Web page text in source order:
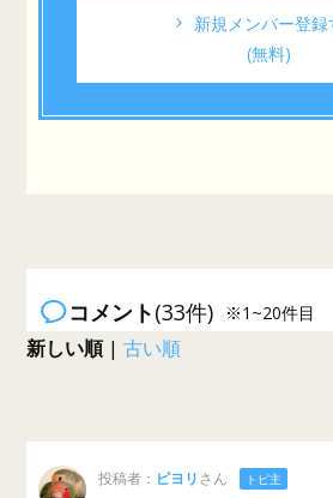
新規メンバー登録
(無料)
コメント(33件) ※1~20件目
新しい順|古い順
投稿者： ピヨリさん トピ主